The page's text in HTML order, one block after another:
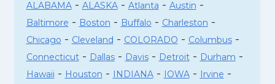
ALABAMA- ALASKA- Atlanta - Austin -
Baltimore - Boston - Buffalo - Charleston -
Chicago - Cleveland - COLORADO - Columbus-
Connecticut- Dallas- Davis- Detroit- Durham -
Hawaii - Houston - INDIANA- IOWA- Irvine -